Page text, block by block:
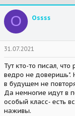
O Ossss
31.07.2021
Тут кто-то писал,
ведро не доверишь".
в будущем не
Да немногие идут в
особый класс- есть
наживы.